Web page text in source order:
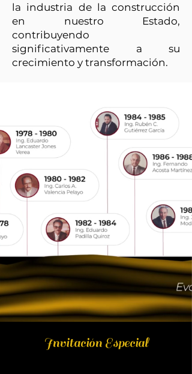
la industria de la construcción
en nuestro Estado,
contribuyendo
significativamente a su
crecimiento y transformación.
Invitación Especial